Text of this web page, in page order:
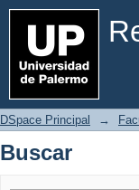
Buscar
DSpace Principal →
Buscar